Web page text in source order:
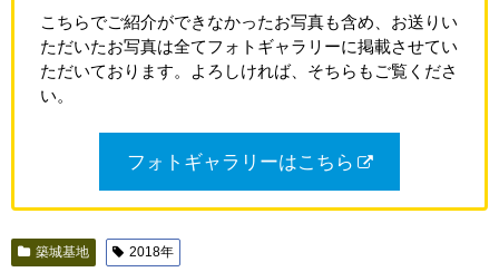
こちらでご紹介ができなかったお写真も含め、お送りい
ただいたお写真は全てフォトギャラリーに掲載させてい
ただいております。よろしければ、そちらもご覧くださ
い。
フォトギャラリーはこちら
築城基地 2018年